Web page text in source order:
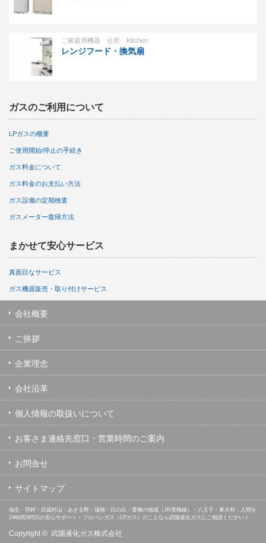
ご家庭用機器 台所 Kitchen
レンジフード・換気扇
ガスのご利用について
LPガスの概要
ご使用開始/停止の手続き
ガス料金について
ガス料金のお支払い方法
ガス設備の定期検査
ガスメーター復帰方法
まかせて安心サービス
真面目なサービス
ガス機器販売・取り付けサービス
会社概要
ご挨拶
企業理念
会社沿革
個人情報の取扱いについて
お客さま連絡先窓口・営業時間のご案内
お問合せ
サイトマップ
福生・羽村・武蔵村山・あきる野・瑞穂・日の出・青梅の地域（JR青梅線）・八王子・東大和・入間を
24時間365日の安心サポート！プロパンガス（LPガス）のことなら武陽液化ガスにご相談ください！
Copyright © 武陽液化ガス株式会社